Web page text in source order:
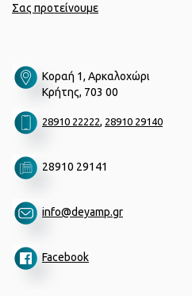
Σας προτείνουμε
Κοραή 1, Αρκαλοχώρι
Κρήτης, 703 00
28910 22222, 28910 29140
28910 29141
info@deyamp.gr
Facebook